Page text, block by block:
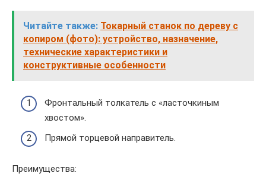
Читайте также: Токарный станок по дереву с
копиром (фото): устройство, назначение,
технические характеристики и
конструктивные особенности
Фронтальный толкатель с «ласточкиным
хвостом».
Прямой торцевой направитель.
Преимущества: